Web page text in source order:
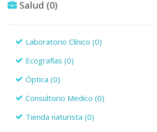
Salud (0)
Laboratorio Clínico
(0)
Ecografías
(0)
Óptica
(0)
Consultorio Medico
(0)
Tienda naturista
(0)